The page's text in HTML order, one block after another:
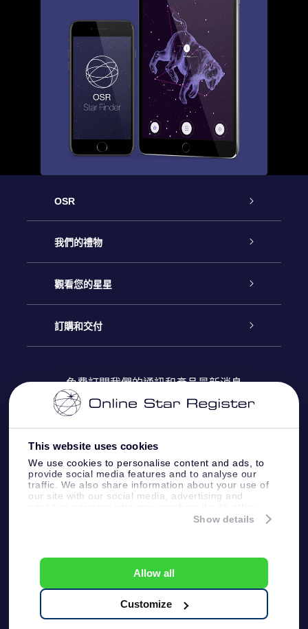
This website uses cookies
We use cookies to personalise content and ads, to
provide social media features and to analyse our
traffic. We also share information about your use of
our site with our social media, advertising and
information that you’ve provided to them or that
Show details
Allow all
Customize
OSR
客戶服務
聯繫我們
博客
評論
我們的禮物
Online Star禮物
OSR禮物包
OSR 禮物卡
公司禮品
觀看您的星星
星星注册
個性化的Star Page
One Million Stars
OSR Starsaver
訂購和交付
付款資訊
配送信息
退貨政策
免費訂閱我們的通訊和產品最新消息
客戶服務:help@osr.org
KVK: 60333553, VAT: NL 8538.62.722B01
One Million Stars
一般條款和條件
隱私政策和免責聲明